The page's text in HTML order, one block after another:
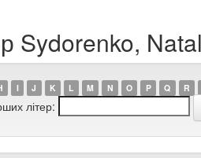
Sydorenko,
I J K L M N O P Q R
літер: